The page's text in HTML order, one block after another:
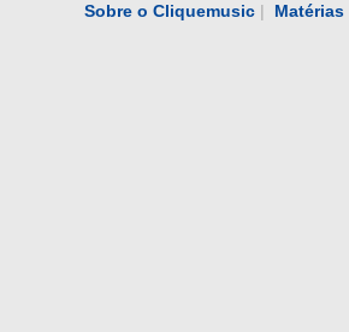
Sobre o Cliquemusic | Matérias